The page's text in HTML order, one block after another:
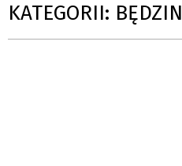
KATEGORII: BĘDZIN